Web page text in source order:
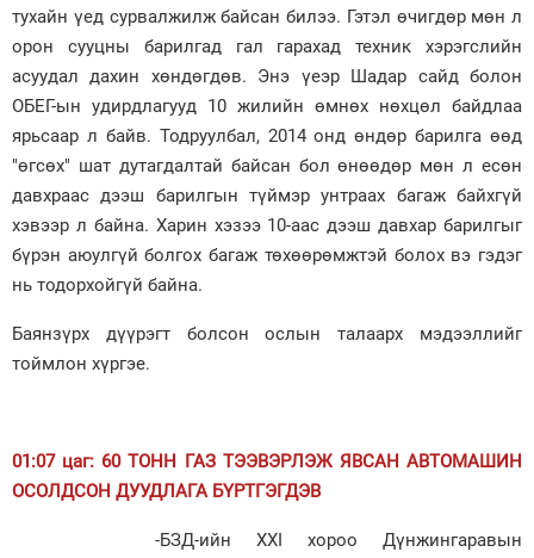
Зурхай
тухайн үед сурвалжилж байсан билээ. Гэтэл өчигдөр мөн л
орон сууцны барилгад гал гарахад техник хэрэгслийн
асуудал дахин хөндөгдөв. Энэ үеэр Шадар сайд болон
ОБЕГ-ын удирдлагууд 10 жилийн өмнөх нөхцөл байдлаа
ярьсаар л байв. Тодруулбал, 2014 онд өндөр барилга өөд
"өгсөх" шат дутагдалтай байсан бол өнөөдөр мөн л есөн
давхраас дээш барилгын түймэр унтраах багаж байхгүй
хэвээр л байна. Харин хэзээ 10-аас дээш давхар барилгыг
бүрэн аюулгүй болгох багаж төхөөрөмжтэй болох вэ гэдэг
нь тодорхойгүй байна.
Баянзүрх дүүрэгт болсон ослын талаарх мэдээллийг
тоймлон хүргэе.
01:07 цаг: 60 ТОНН ГАЗ ТЭЭВЭРЛЭЖ ЯВСАН АВТОМАШИН
ОСОЛДСОН ДУУДЛАГА БҮРТГЭГДЭВ
-БЗД-ийн XXI хороо Дүнжингаравын